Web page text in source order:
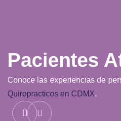
Pacientes
Conoce las experiencias de
Quiropracticos en CDMX.